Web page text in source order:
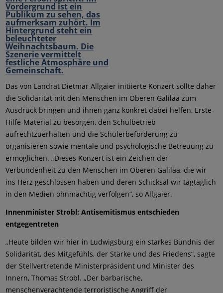
Das von Landrat Dietmar Allgaier initiierte Konzert sollte daher
die Solidarität mit den Menschen im Oberen Galiläa zum
Ausdruck bringen und ihnen ganz konkret dabei helfen, Erste-
Hilfe-Material zu besorgen, den Schulbetrieb
aufrechtzuerhalten und die Schülerbeförderung zu
organisieren sowie mentale und psychologische Betreuung zu
ermöglichen. „Dieses Konzert ist ein Zeichen der
Verbundenheit zu den Menschen im Oberen Galiläa, die wir
ins Herz geschlossen haben und deren Schicksal wir tagtäglich
in den Medien ohnmächtig verfolgen“, so Allgaier.
Innenminister Strobl: Antisemitismus entschieden
entgegentreten
„Heute bilden wir hier in Ludwigsburg ein starkes Bündnis der
Solidarität, des Mitgefühls, der Stärke und des Friedens“, sagte
der Stellvertretende Ministerpräsident und Minister des
Innern, Thomas Strobl. „Der barbarische,
menschenverachtende terroristische Angriff der